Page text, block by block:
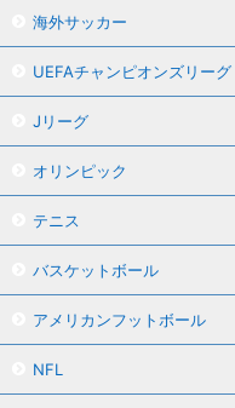
海外サッカー
UEFAチャンピオンズリーグ
Jリーグ
オリンピック
テニス
バスケットボール
アメリカンフットボール
NFL